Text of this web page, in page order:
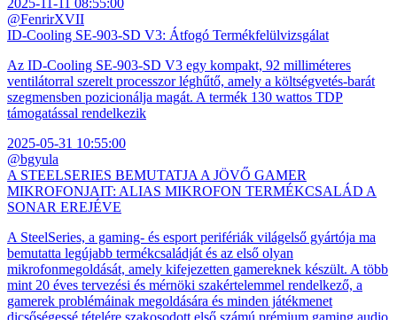
@FenrirXVII
ID-Cooling SE-903-SD V3: Átfogó Termékfelülvizsgálat
Az ID-Cooling SE-903-SD V3 egy kompakt, 92 milliméteres
ventilátorral szerelt processzor léghűtő, amely a költségvetés-barát
szegmensben pozicionálja magát. A termék 130 wattos TDP
támogatással rendelkezik
2025-05-31 10:55:00
@bgyula
A STEELSERIES BEMUTATJA A JÖVŐ GAMER
MIKROFONJAIT: ALIAS MIKROFON TERMÉKCSALÁD A
SONAR EREJÉVE
A SteelSeries, a gaming- és esport perifériák világelső gyártója ma
bemutatta legújabb termékcsaládját és az első olyan
mikrofonmegoldását, amely kifejezetten gamereknek készült. A több
mint 20 éves tervezési és mérnöki szakértelemmel rendelkező, a
gamerek problémáinak megoldására és minden játékmenet
dicsőségessé tételére szakosodott első számú prémium gaming audio